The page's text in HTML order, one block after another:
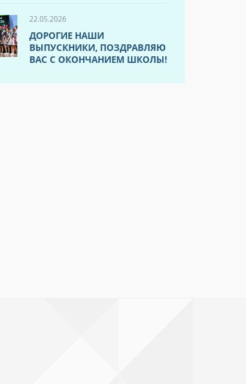
22.05.2026
ДОРОГИЕ НАШИ
ВЫПУСКНИКИ, ПОЗДРАВЛЯЮ
ВАС С ОКОНЧАНИЕМ ШКОЛЫ!